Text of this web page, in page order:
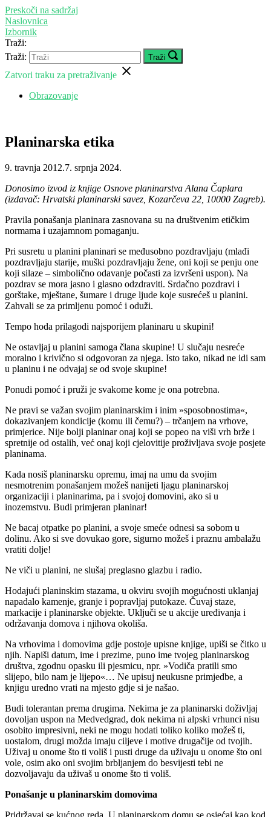
Preskoči na sadržaj
Naslovnica
Izbornik
Traži:
Traži:
Traži
Zatvori traku za pretraživanje
Obrazovanje
Planinarska etika
9. travnja 2012.7. srpnja 2024.
Donosimo izvod iz knjige Osnove planinarstva Alana Čaplara
(izdavač: Hrvatski planinarski savez, Kozarčeva 22, 10000 Zagreb).
Pravila ponašanja planinara zasnovana su na društvenim etičkim
normama i uzajamnom pomaganju.
Pri susretu u planini planinari se međusobno pozdravljaju (mlađi
pozdravljaju starije, muški pozdravljaju žene, oni koji se penju one
koji silaze – simbolično odavanje počasti za izvršeni uspon). Na
pozdrav se mora jasno i glasno odzdraviti. Srdačno pozdravi i
gorštake, mještane, šumare i druge ljude koje susrećeš u planini.
Zahvali se za primljenu pomoć i oduži.
Tempo hoda prilagodi najsporijem planinaru u skupini!
Ne ostavljaj u planini samoga člana skupine! U slučaju nesreće
moralno i krivično si odgovoran za njega. Isto tako, nikad ne idi sam
u planinu i ne odvajaj se od svoje skupine!
Ponudi pomoć i pruži je svakome kome je ona potrebna.
Ne pravi se važan svojim planinarskim i inim »sposobnostima«,
dokazivanjem kondicije (komu ili čemu?) – trčanjem na vrhove,
primjerice. Nije bolji planinar onaj koji se popeo na viši vrh brže i
spretnije od ostalih, već onaj koji cjelovitije proživljava svoje posjete
planinama.
Kada nosiš planinarsku opremu, imaj na umu da svojim
nesmotrenim ponašanjem možeš nanijeti ljagu planinarskoj
organizaciji i planinarima, pa i svojoj domovini, ako si u
inozemstvu. Budi primjeran planinar!
Ne bacaj otpatke po planini, a svoje smeće odnesi sa sobom u
dolinu. Ako si sve dovukao gore, sigurno možeš i praznu ambalažu
vratiti dolje!
Ne viči u planini, ne slušaj preglasno glazbu i radio.
Hodajući planinskim stazama, u okviru svojih mogućnosti uklanjaj
napadalo kamenje, granje i popravljaj putokaze. Čuvaj staze,
markacije i planinarske objekte. Uključi se u akcije uređivanja i
održavanja domova i njihova okoliša.
Na vrhovima i domovima gdje postoje upisne knjige, upiši se čitko u
njih. Napiši datum, ime i prezime, puno ime tvojeg planinarskog
društva, zgodnu opasku ili pjesmicu, npr. »Vodiča pratili smo
slijepo, bilo nam je lijepo«… Ne upisuj neukusne primjedbe, a
knjigu uredno vrati na mjesto gdje si je našao.
Budi tolerantan prema drugima. Nekima je za planinarski doživljaj
dovoljan uspon na Medvedgrad, dok nekima ni alpski vrhunci nisu
osobito impresivni, neki ne mogu hodati toliko koliko možeš ti,
uostalom, drugi možda imaju ciljeve i motive drugačije od tvojih.
Uživaj u onome što ti voliš i pusti druge da uživaju u onome što oni
vole, osim ako oni svojim brbljanjem do besvijesti tebi ne
dozvoljavaju da uživaš u onome što ti voliš.
Ponašanje u planinarskim domovima
Pridržavaj se kućnog reda. U planinarskom domu se osjećaj kao kod